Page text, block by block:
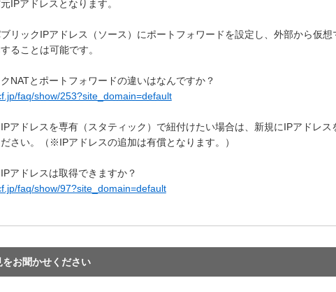
IPアドレスとなります。
リックIPアドレス（ソース）にポートフォワードを設定し、外部から仮想
ることは可能です。
NATとポートフォワードの違いはなんですか？
faq/show/253?site_domain=default
アドレスを専有（スタティック）で紐付けたい場合は、新規にIPアドレス
さい。（※IPアドレスの追加は有償となります。）
アドレスは取得できますか？
faq/show/97?site_domain=default
お聞かせください